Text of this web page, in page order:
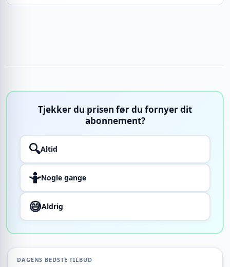
Tjekker du prisen før du fornyer dit
abonnement?
🔍Altid
🤷Nogle gange
😅Aldrig
DAGENS BEDSTE TILBUD